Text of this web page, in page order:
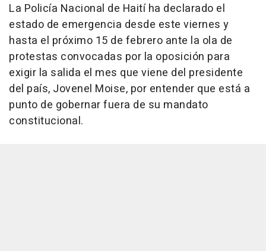
La Policía Nacional de Haití ha declarado el
estado de emergencia desde este viernes y
hasta el próximo 15 de febrero ante la ola de
protestas convocadas por la oposición para
exigir la salida el mes que viene del presidente
del país, Jovenel Moise, por entender que está a
punto de gobernar fuera de su mandato
constitucional.